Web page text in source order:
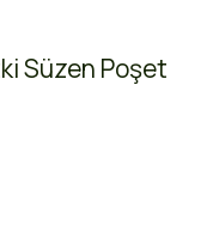
Süzen Poşet